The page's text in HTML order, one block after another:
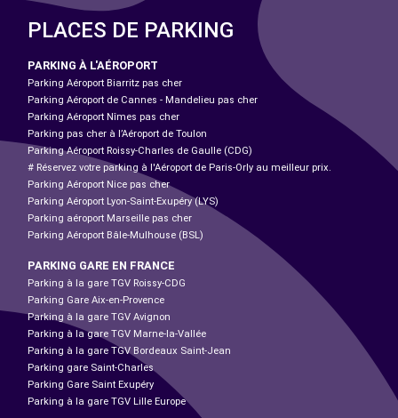
PLACES DE PARKING
PARKING À L'AÉROPORT
Parking Aéroport Biarritz pas cher
Parking Aéroport de Cannes - Mandelieu pas cher
Parking Aéroport Nîmes pas cher
Parking pas cher à l’Aéroport de Toulon
Parking Aéroport Roissy-Charles de Gaulle (CDG)
# Réservez votre parking à l'Aéroport de Paris-Orly au meilleur prix.
Parking Aéroport Nice pas cher
Parking Aéroport Lyon-Saint-Exupéry (LYS)
Parking aéroport Marseille pas cher
Parking Aéroport Bâle-Mulhouse (BSL)
PARKING GARE EN FRANCE
Parking à la gare TGV Roissy-CDG
Parking Gare Aix-en-Provence
Parking à la gare TGV Avignon
Parking à la gare TGV Marne-la-Vallée
Parking à la gare TGV Bordeaux Saint-Jean
Parking gare Saint-Charles
Parking Gare Saint Exupéry
Parking à la gare TGV Lille Europe